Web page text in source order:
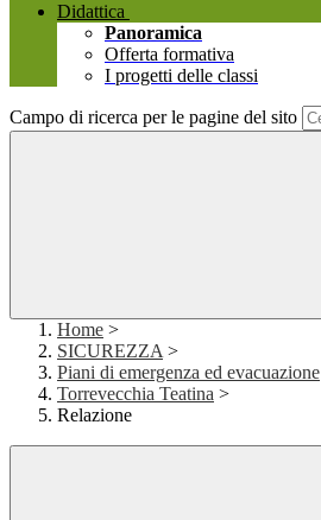
Didattica
Panoramica
Offerta formativa
I progetti delle classi
Campo di ricerca per le pagine del sito
Home >
SICUREZZA >
Piani di emergenza ed evacuazione
Torrevecchia Teatina >
Relazione